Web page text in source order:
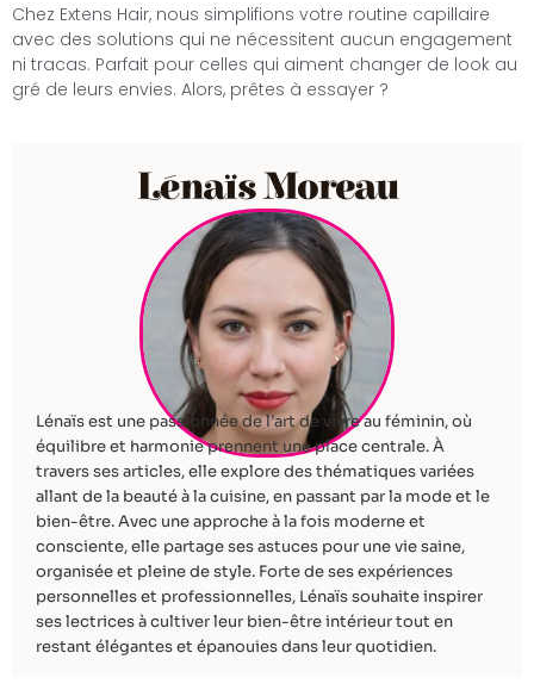
Chez Extens Hair, nous simplifions votre routine capillaire
avec des solutions qui ne nécessitent aucun engagement
ni tracas. Parfait pour celles qui aiment changer de look au
gré de leurs envies. Alors, prêtes à essayer ?
Lénaïs Moreau
Lénaïs est une passionnée de l’art de vivre au féminin, où
équilibre et harmonie prennent une place centrale. À
travers ses articles, elle explore des thématiques variées
allant de la beauté à la cuisine, en passant par la mode et le
bien-être. Avec une approche à la fois moderne et
consciente, elle partage ses astuces pour une vie saine,
organisée et pleine de style. Forte de ses expériences
personnelles et professionnelles, Lénaïs souhaite inspirer
ses lectrices à cultiver leur bien-être intérieur tout en
restant élégantes et épanouies dans leur quotidien.